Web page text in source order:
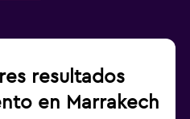
resultados
en Marrakech